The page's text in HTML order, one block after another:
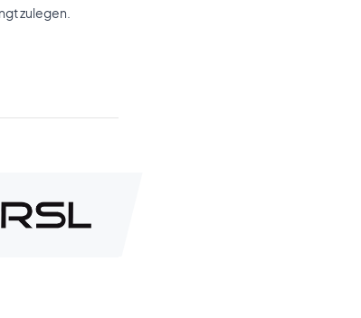
zulegen.